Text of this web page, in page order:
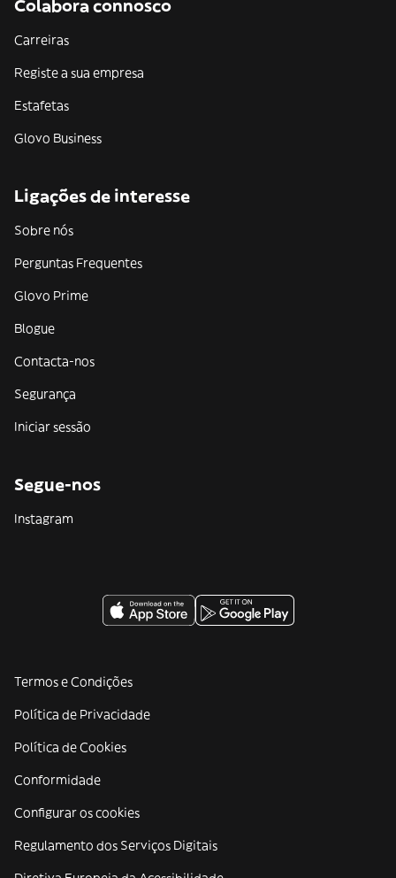
Colabora connosco
Carreiras
Registe a sua empresa
Estafetas
Glovo Business
Ligações de interesse
Sobre nós
Perguntas Frequentes
Glovo Prime
Blogue
Contacta-nos
Segurança
Iniciar sessão
Segue-nos
Instagram
Termos e Condições
Política de Privacidade
Política de Cookies
Conformidade
Configurar os cookies
Regulamento dos Serviços Digitais